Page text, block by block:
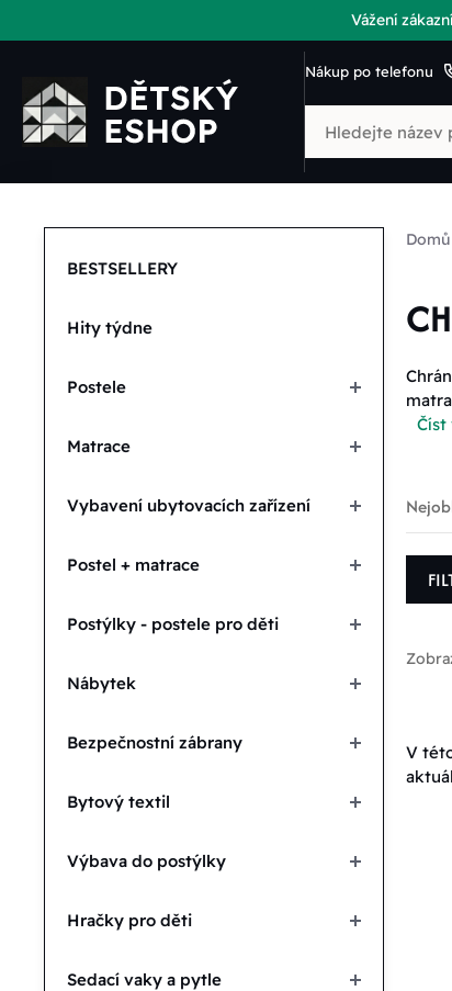
Vážení
Nákup po telefonu
BESTSELLERY
Hity týdne
Postele
Matrace
Vybavení ubytovacích zařízení
Postel + matrace
Postýlky - postele pro děti
Nábytek
Bezpečnostní zábrany
Bytový textil
Výbava do postýlky
Hračky pro děti
Sedací vaky a pytle
Domů
Číst
V